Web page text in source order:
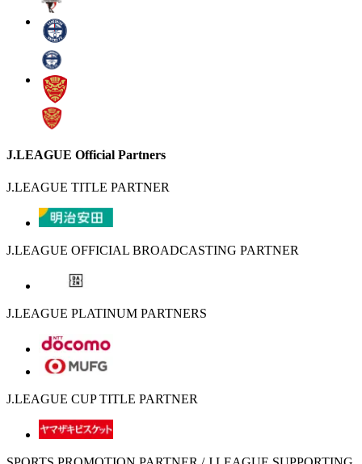
J.LEAGUE Official Partners
J.LEAGUE TITLE PARTNER
J.LEAGUE OFFICIAL BROADCASTING PARTNER
J.LEAGUE PLATINUM PARTNERS
J.LEAGUE CUP TITLE PARTNER